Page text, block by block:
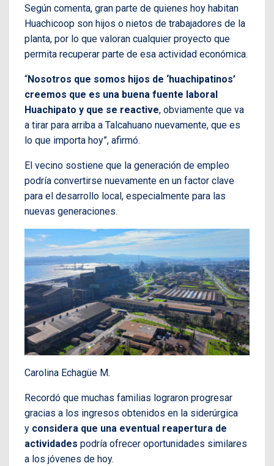
Según comenta, gran parte de quienes hoy habitan
Huachicoop son hijos o nietos de trabajadores de la
planta, por lo que valoran cualquier proyecto que
permita recuperar parte de esa actividad económica.
“Nosotros que somos hijos de ‘huachipatinos’
creemos que es una buena fuente laboral
Huachipato y que se reactive, obviamente que va
a tirar para arriba a Talcahuano nuevamente, que es
lo que importa hoy”, afirmó.
El vecino sostiene que la generación de empleo
podría convertirse nuevamente en un factor clave
para el desarrollo local, especialmente para las
nuevas generaciones.
Carolina Echagüe M.
Recordó que muchas familias lograron progresar
gracias a los ingresos obtenidos en la siderúrgica
y considera que una eventual reapertura de
actividades podría ofrecer oportunidades similares
a los jóvenes de hoy.